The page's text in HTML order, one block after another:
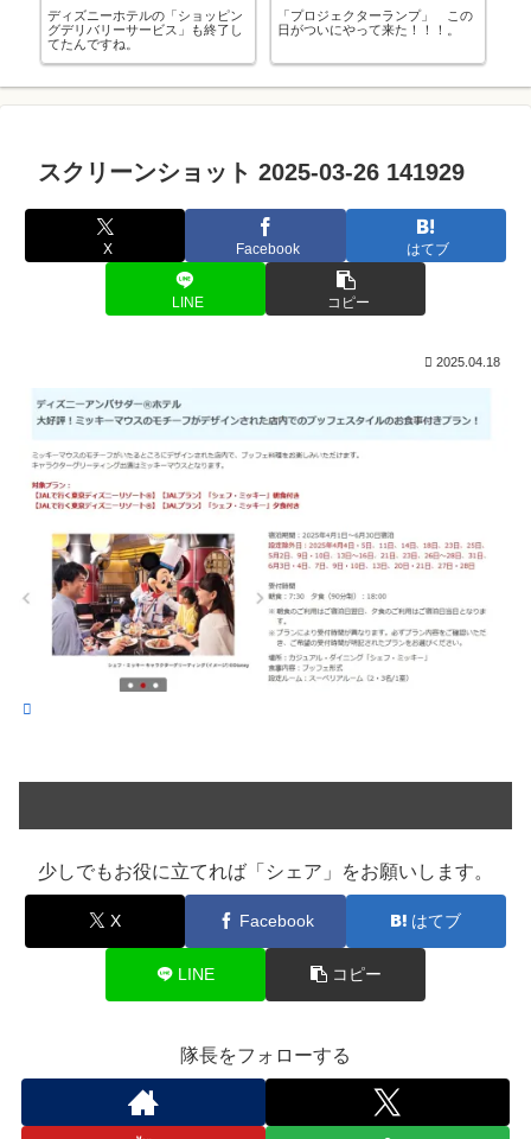
ディズニーホテルの「ショッピン
グデリバリーサービス」も終了し
てたんですね。
「プロジェクターランプ」 この
日がついにやって来た！！！。
スクリーンショット 2025-03-26 141929
X Facebook はてブ
LINE コピー
2025.04.18
少しでもお役に立てれば「シェア」をお願いします。
X Facebook はてブ
LINE コピー
隊長をフォローする